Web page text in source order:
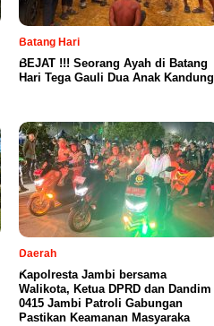
Batang Hari
BEJAT !!! Seorang Ayah di Batang
Hari Tega Gauli Dua Anak Kandung
Daerah
Kapolresta Jambi bersama
Walikota, Ketua DPRD dan Dandim
0415 Jambi Patroli Gabungan
Pastikan Keamanan Masyaraka